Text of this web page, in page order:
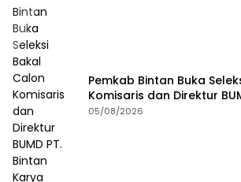
Pemkab Bintan Buka
Komisaris dan Direktur
Karya Bahari
05/08/2026